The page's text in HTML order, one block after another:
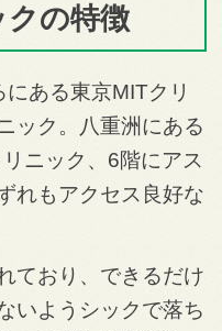
の特徴
ある東京MITクリ
ック。八重洲にある
ニック、6階にアス
れもアクセス良好な
ており、できるだけ
いようシックで落ち